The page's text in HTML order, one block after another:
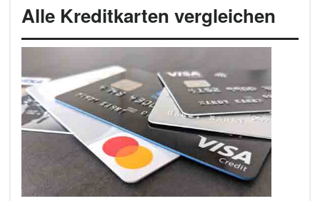
Alle Kreditkarten vergleichen